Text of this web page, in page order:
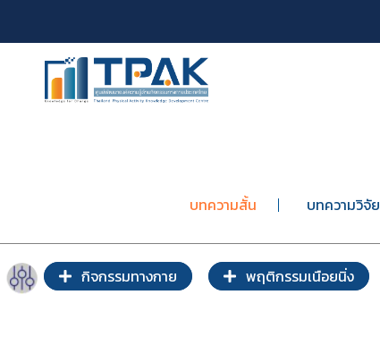
บทความสั้น บทความวิจัย
กิจกรรมทางกาย พฤติกรรมเนือยนิ่ง